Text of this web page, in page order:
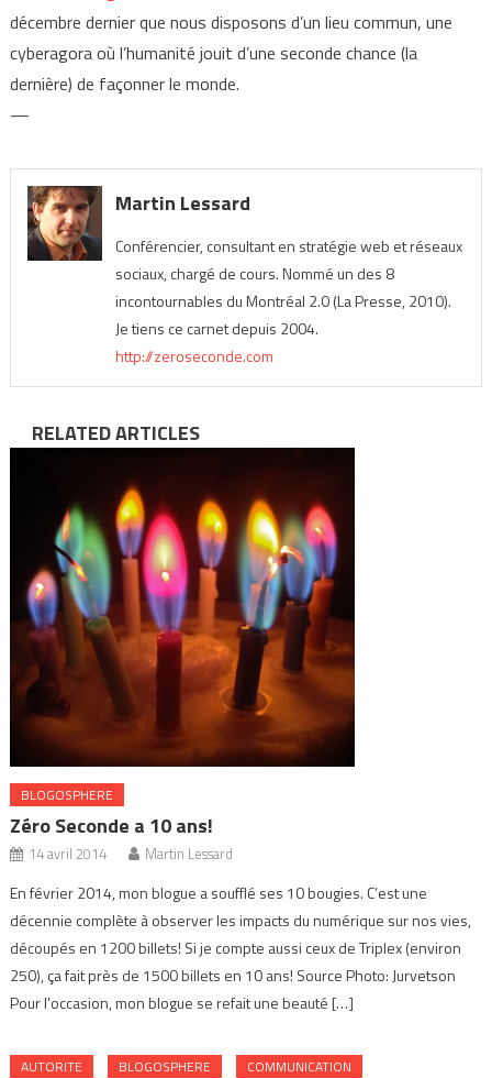
décembre dernier que nous disposons d’un lieu commun, une
cyberagora où l’humanité jouit d’une seconde chance (la
dernière) de façonner le monde.
—
Martin Lessard
Conférencier, consultant en stratégie web et réseaux
sociaux, chargé de cours. Nommé un des 8
incontournables du Montréal 2.0 (La Presse, 2010).
Je tiens ce carnet depuis 2004.
http://zeroseconde.com
RELATED ARTICLES
BLOGOSPHERE
Zéro Seconde a 10 ans!
14 avril 2014 Martin Lessard
En février 2014, mon blogue a soufflé ses 10 bougies. C’est une
décennie complète à observer les impacts du numérique sur nos vies,
découpés en 1200 billets! Si je compte aussi ceux de Triplex (environ
250), ça fait près de 1500 billets en 10 ans! Source Photo: Jurvetson
Pour l’occasion, mon blogue se refait une beauté […]
AUTORITE BLOGOSPHERE COMMUNICATION